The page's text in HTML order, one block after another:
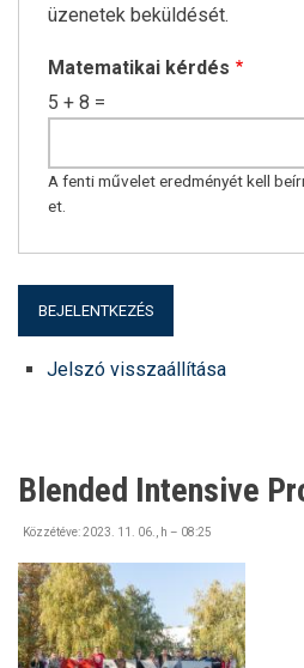
üzenetek beküldését.
Matematikai kérdés
5 + 8 =
A fenti művelet eredményét kell
et.
Jelszó visszaállítása
Blended Intensive
Közzétéve:2023. 11. 06., h – 08:25